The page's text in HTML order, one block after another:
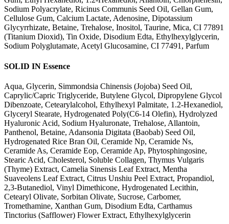
Sodium Polyacrylate, Ricinus Communis Seed Oil, Gellan Gum,
Cellulose Gum, Calcium Lactate, Adenosine, Dipotassium
Glycyrrhizate, Betaine, Trehalose, Inositol, Taurine, Mica, CI 77891
(Titanium Dioxid), Tin Oxide, Disodium Edta, Ethylhexylglycerin,
Sodium Polyglutamate, Acetyl Glucosamine, CI 77491, Parfum
SOLID IN Essence
Aqua, Glycerin, Simmondsia Chinensis (Jojoba) Seed Oil,
Caprylic/Capric Triglyceride, Butylene Glycol, Dipropylene Glycol
Dibenzoate, Cetearylalcohol, Ethylhexyl Palmitate, 1.2-Hexanediol,
Glyceryl Stearate, Hydrogenated Poly(C6-14 Olefin), Hydrolyzed
Hyaluronic Acid, Sodium Hyaluronate, Trehalose, Allantoin,
Panthenol, Betaine, Adansonia Digitata (Baobab) Seed Oil,
Hydrogenated Rice Bran Oil, Ceramide Np, Ceramide Ns,
Ceramide As, Ceramide Eop, Ceramide Ap, Phytosphingosine,
Stearic Acid, Cholesterol, Soluble Collagen, Thymus Vulgaris
(Thyme) Extract, Camelia Sinensis Leaf Extract, Mentha
Suaveolens Leaf Extract, Citrus Unshiu Peel Extract, Propandiol,
2,3-Butanediol, Vinyl Dimethicone, Hydrogenated Lecithin,
Cetearyl Olivate, Sorbitan Olivate, Sucrose, Carbomer,
Tromethamine, Xanthan Gum, Disodium Edta, Carthamus
Tinctorius (Safflower) Flower Extract, Ethylhexylglycerin